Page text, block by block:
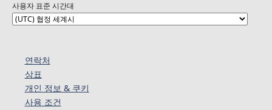
사용자 표준 시간대
연락처
상표
개인 정보 & 쿠키
사용 조건